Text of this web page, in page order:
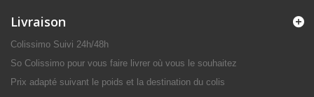
Livraison
Colissimo Suivi 24h/48h
So Colissimo pour vous faire livrer où vous le souhaitez
Prix adapté suivant le poids et la destination du colis